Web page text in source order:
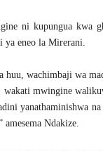
ni kupungua kwa
ya eneo la Mirerani.
huu, wachimbaji wa
mwingine
yanathaminishwa
Ndakize.